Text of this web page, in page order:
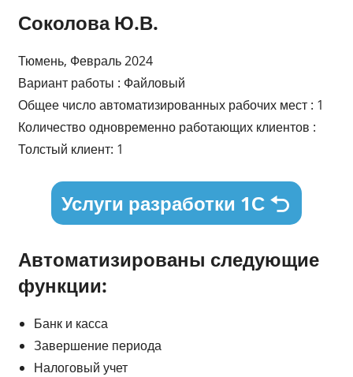
Соколова Ю.В.
Тюмень, Февраль 2024
Вариант работы : Файловый
Общее число автоматизированных рабочих мест : 1
Количество одновременно работающих клиентов :
Толстый клиент: 1
Услуги разработки 1С
Автоматизированы следующие
функции:
Банк и касса
Завершение периода
Налоговый учет